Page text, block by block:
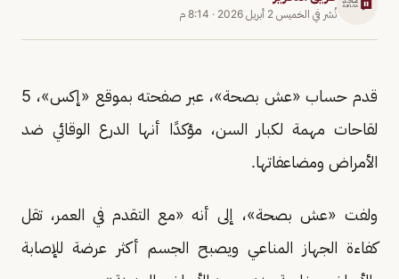
نُشر في الخميس 2 أبريل 2026 · 8:14 م
قدم حساب «عش بصحة»، عبر صفحته بموقع «إكس»، 5
لقاحات مهمة لكبار السن، مؤكدًا أنها الدرع الوقائي ضد
الأمراض ومضاعفاتها.
ولفت «عش بصحة»، إلى أنه «مع التقدم في العمر، تقل
كفاءة الجهاز المناعي ويصبح الجسم أكثر عرضة للإصابة